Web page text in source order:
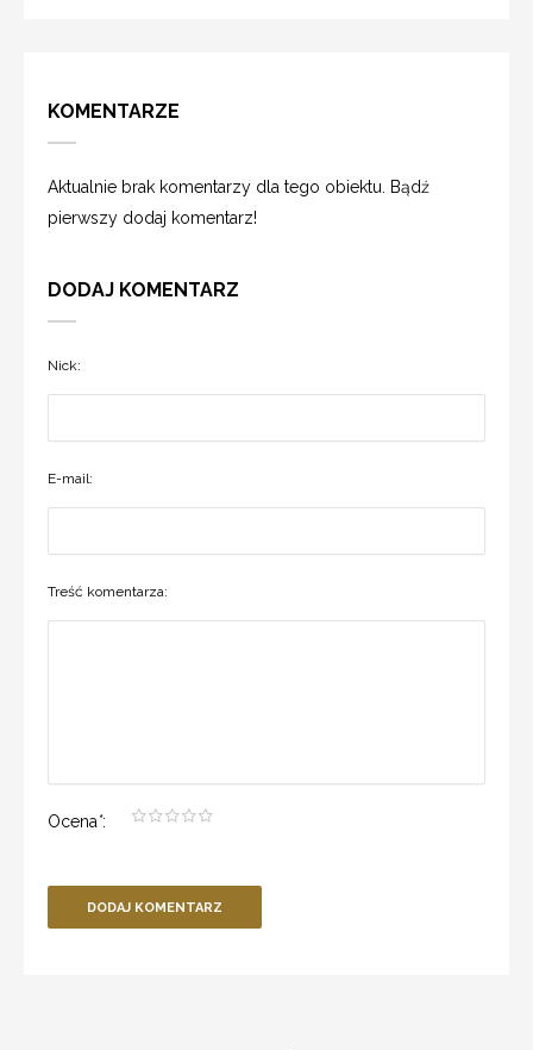
KOMENTARZE
Aktualnie brak komentarzy dla tego obiektu. Bądź
pierwszy dodaj komentarz!
DODAJ KOMENTARZ
Nick:
E-mail:
Treść komentarza:
Ocena*:
DODAJ KOMENTARZ